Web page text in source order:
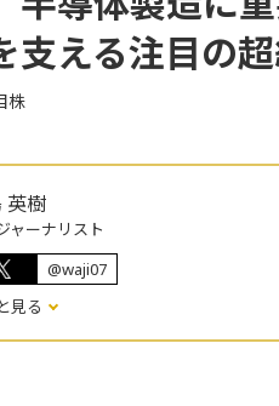
支える注目の
株
英樹
ャーナリスト
@waji07
見る